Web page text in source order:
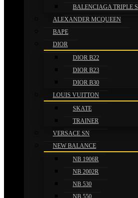
BALENCIAGA TRIPLE S
ALEXANDER MCQUEEN
BAPE
DIOR
DIOR B22
DIOR B23
DIOR B30
LOUIS VUITTON
SKATE
TRAINER
VERSACE SN
NEW BALANCE
NB 1906R
NB 2002R
NB 530
NB 550